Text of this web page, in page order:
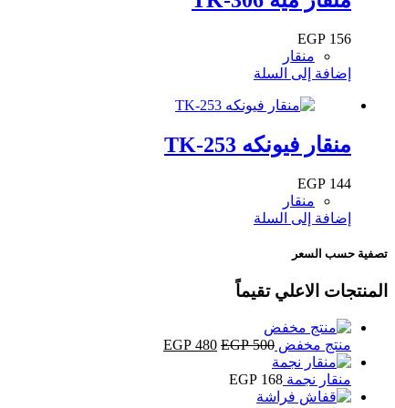
EGP 156
منقار
إضافة إلى السلة
منقار فيونكه TK-253
EGP 144
منقار
إضافة إلى السلة
تصفية حسب السعر
المنتجات الاعلي تقيماً
منتج مخفض EGP500
السعرEGP 480
السعر
منقار نجمة EGP 168